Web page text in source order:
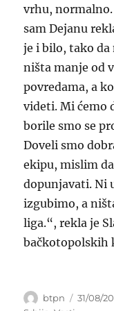
vrhu, normalno.
sam Dejanu
je i bilo, tako da
ništa manje od
povredama, a
videti. Mi ćemo
borile smo se
Doveli smo
ekipu, mislim
dopunjavati. Ni
izgubimo, a
liga.“, rekla je
bačkotopolskih
Author
btpn
Posted
31/08/